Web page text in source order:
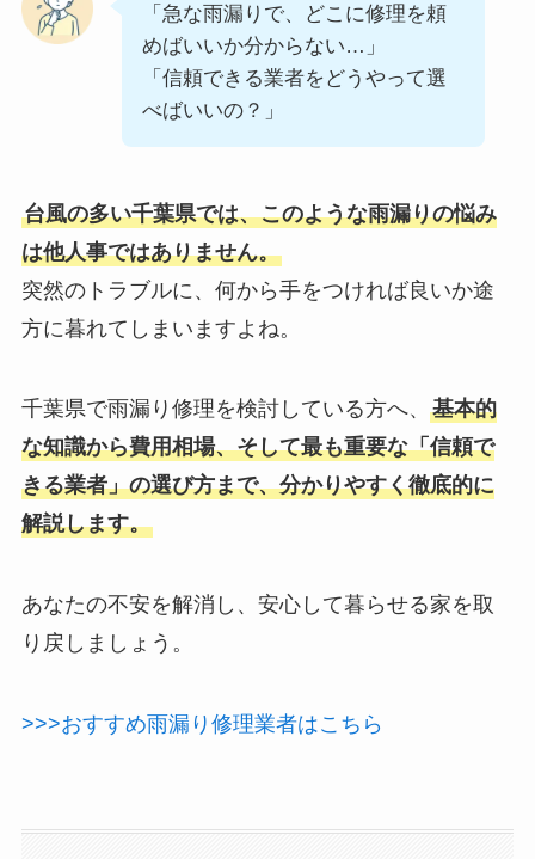
「急な雨漏りで、どこに修理を頼
めばいいか分からない…」
「信頼できる業者をどうやって選
べばいいの？」
台風の多い千葉県では、このような雨漏りの悩み
は他人事ではありません。
突然のトラブルに、何から手をつければ良いか途
方に暮れてしまいますよね。
千葉県で雨漏り修理を検討している方へ、 基本的
な知識から費用相場、そして最も重要な「信頼で
きる業者」の選び方まで、分かりやすく徹底的に
解説します。
あなたの不安を解消し、安心して暮らせる家を取
り戻しましょう。
>>>おすすめ雨漏り修理業者はこちら